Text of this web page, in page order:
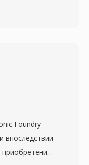
определения
Хаффману.
стерео,
при
Foundry —
впоследствии